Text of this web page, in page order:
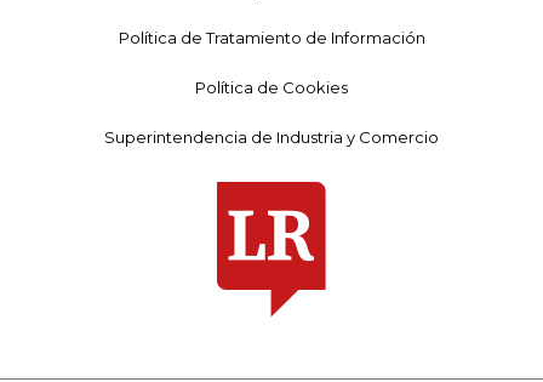
Política de Tratamiento de Información
Política de Cookies
Superintendencia de Industria y Comercio